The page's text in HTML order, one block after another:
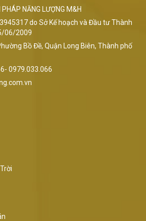
NĂNG LƯỢNG M&H
do Sở Kế hoạch và Đầu tư Thành
06/2009
Bồ Đề, Quận Long Biên, Thành phố
0979.033.066